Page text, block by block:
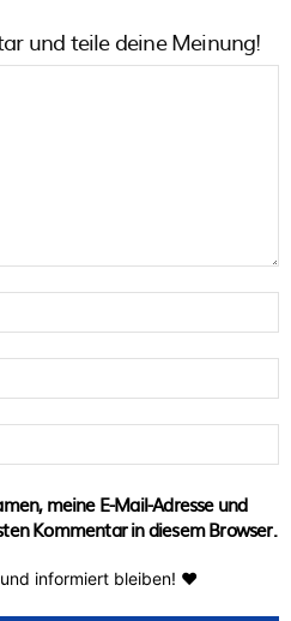
und teile deine Meinung!
meine E-Mail-Adresse und
Kommentar in diesem Browser.
informiert bleiben! ♥